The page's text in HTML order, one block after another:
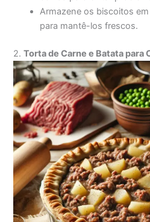
Armazene os biscoitos
para mantê-los frescos.
2.Torta de Carne e Batata para